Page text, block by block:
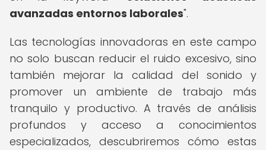
avanzadas entornos laborales".
Las tecnologías innovadoras en este campo
no solo buscan reducir el ruido excesivo, sino
también mejorar la calidad del sonido y
promover un ambiente de trabajo más
tranquilo y productivo. A través de análisis
profundos y acceso a conocimientos
especializados, descubriremos cómo estas